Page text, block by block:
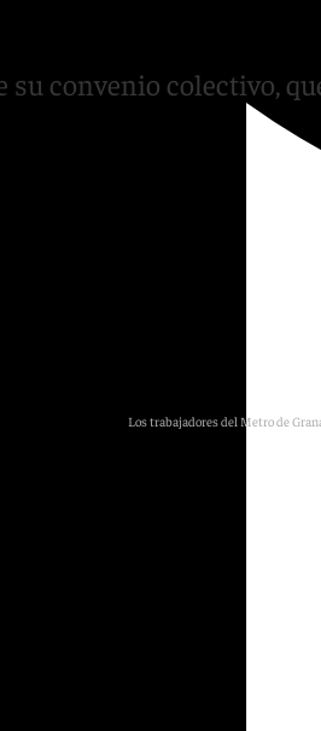
convenio colectivo,
Los trabajadores del Metro de